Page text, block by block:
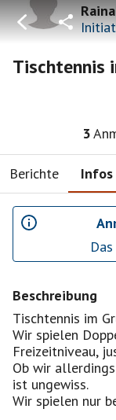
Tischtennis
3
Berichte Infos
Beschreibung
Tischtennis im
Wir spielen
Freizeitniveau,
Ob wir
ist ungewiss.